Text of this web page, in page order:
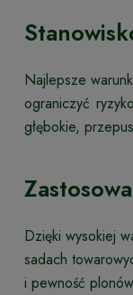
Najlepsze
ograniczyć
głębokie,
Dzięki wysokiej
sadach
i pewność